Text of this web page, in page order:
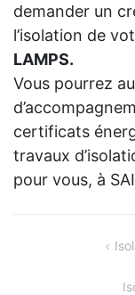
demander un
l’isolation de
LAMPS.
Vous pourrez
certificats
travaux
pour vous, à
NAVIGATION